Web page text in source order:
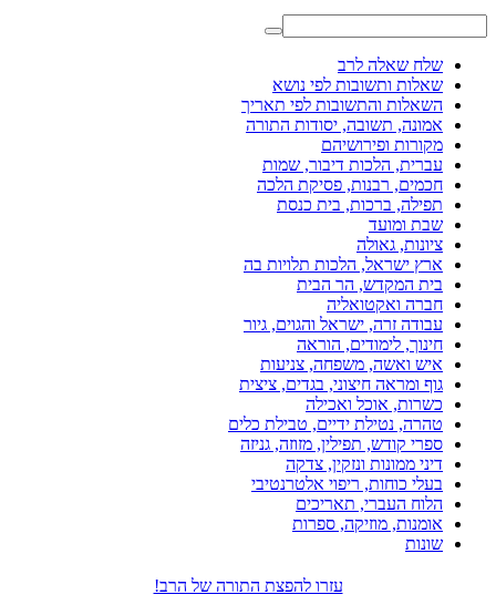
שלח שאלה לרב
שאלות ותשובות לפי נושא
השאלות והתשובות לפי תאריך
אמונה, תשובה, יסודות התורה
מקורות ופירושיהם
עברית, הלכות דיבור, שמות
חכמים, רבנות, פסיקת הלכה
תפילה, ברכות, בית כנסת
שבת ומועד
ציונות, גאולה
ארץ ישראל, הלכות תלויות בה
בית המקדש, הר הבית
חברה ואקטואליה
עבודה זרה, ישראל והגוים, גיור
חינוך, לימודים, הוראה
איש ואשה, משפחה, צניעות
גוף ומראה חיצוני, בגדים, ציצית
כשרות, אוכל ואכילה
טהרה, נטילת ידיים, טבילת כלים
ספרי קודש, תפילין, מזוזה, גניזה
דיני ממונות ונזקין, צדקה
בעלי כוחות, ריפוי אלטרנטיבי
הלוח העברי, תאריכים
אומנות, מוזיקה, ספרות
שונות
עזרו להפצת התורה של הרב!